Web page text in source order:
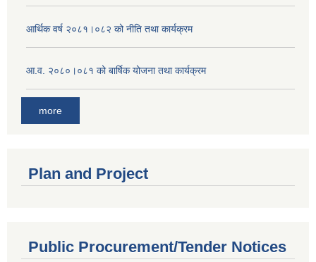
आर्थिक वर्ष २०८१।०८२ को नीति तथा कार्यक्रम
आ.व. २०८०।०८१ को बार्षिक योजना तथा कार्यक्रम
more
Plan and Project
Public Procurement/Tender Notices